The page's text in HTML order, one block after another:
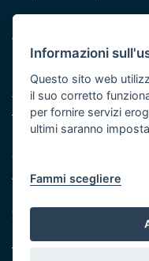
Protezione civile
Vai al sito di Protezione
Iniziativa finanziata con
Asse XI
Note legali
Cookie e privacy
Atti di notifica
Servizi Intranet
Informazioni
Questo sito web
il suo corretto
per fornire servizi
ultimi saranno
Fammi scegliere